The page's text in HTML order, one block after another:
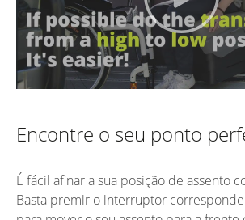
Encontre o seu ponto
É fácil afinar a sua posição de assento
Basta premir o interruptor